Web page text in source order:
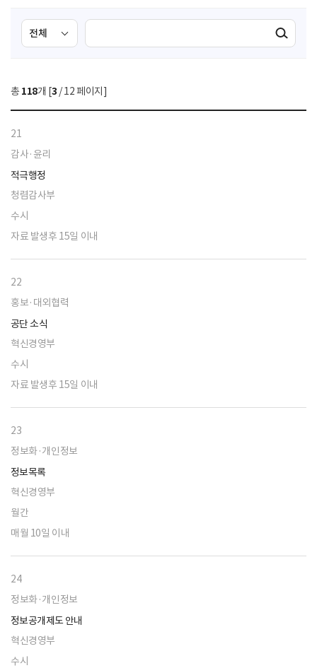
검
색
선
택
색
검색실행
총 118개 [3 / 12 페이지]
21
감사·윤리
적극행정
청렴감사부
수시
자료 발생후 15일 이내
22
홍보·대외협력
공단 소식
혁신경영부
수시
자료 발생후 15일 이내
23
정보화·개인정보
정보목록
혁신경영부
월간
매월 10일 이내
24
정보화·개인정보
정보공개제도 안내
혁신경영부
수시